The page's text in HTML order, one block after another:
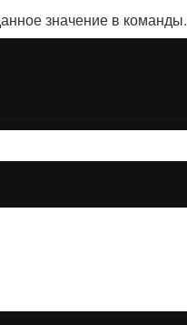
значение в команды.